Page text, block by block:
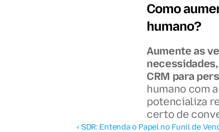
Como
humano?
Aumente as
CRM para
humano com
potencializa
certo de
‹ SDR: Entenda o Papel no Funil de